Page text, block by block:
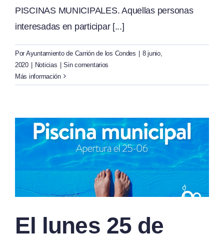
PISCINAS MUNICIPALES. Aquellas personas
interesadas en participar [...]
Por Ayuntamiento de Carrión de los Condes
8 junio,
2020
Noticias
Sin comentarios
Más información
El lunes 25 de